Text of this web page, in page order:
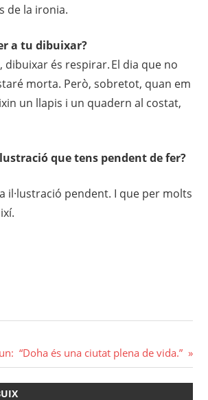
de la ironia.
a tu dibuixar?
dibuixar és respirar. El dia que no
morta. Però, sobretot, quan em
un llapis i un quadern al costat,
que tens pendent de fer?
il·lustració pendent. I que per molts
“Doha és una ciutat plena de vida.”